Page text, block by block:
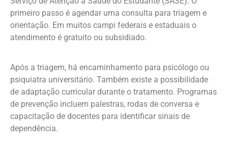
primeiro passo é agendar uma consulta para triagem e
orientação. Em muitos campi federais e estaduais o
atendimento é gratuito ou subsidiado.
Após a triagem, há encaminhamento para psicólogo ou
psiquiatra universitário. Também existe a possibilidade
de adaptação curricular durante o tratamento. Programas
de prevenção incluem palestras, rodas de conversa e
capacitação de docentes para identificar sinais de
dependência.